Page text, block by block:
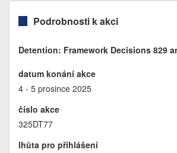
Podrobnosti k akci
Detention: Framework Decisions 829
datum konání akce
4 - 5 prosince 2025
číslo akce
325DT77
lhůta pro přihlášení